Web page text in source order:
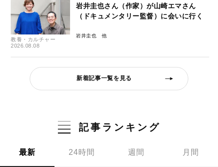
教養・カルチャー
2026.08.08
岩井圭也さん（作家）が山崎エマさん
（ドキュメンタリー監督）に会いに行く
岩井圭也
新着記事一覧を見る
記事ランキング
最新 24時間 週間 月間